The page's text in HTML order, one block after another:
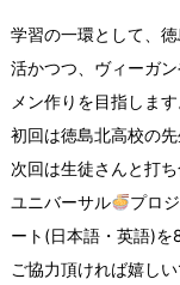
学習の一環として、
活かつつ、ヴィーガ
メン作りを目指します
初回は徳島北高校の
次回は生徒さんと打
ユニバーサル
プロ
ート(日本語・英語)
ご協力頂ければ嬉しい